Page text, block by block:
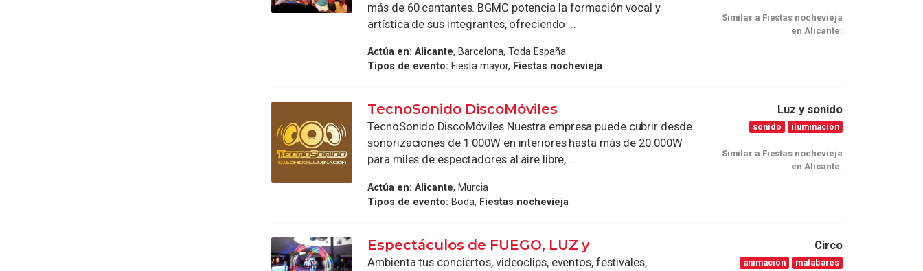
más de 60 cantantes. BGMC potencia la formación vocal y
artística de sus integrantes, ofreciendo ...
Actúa en: Alicante, Barcelona, Toda España
Tipos de evento: Fiesta mayor, Fiestas nochevieja
Similar a Fiestas nochevieja
en Alicante:
TecnoSonido DiscoMóviles
TecnoSonido DiscoMóviles Nuestra empresa puede cubrir desde
sonorizaciones de 1.000W en interiores hasta más de 20.000W
para miles de espectadores al aire libre, ...
Actúa en: Alicante, Murcia
Tipos de evento: Boda, Fiestas nochevieja
Luz y sonido
sonido iluminación
Similar a Fiestas nochevieja
en Alicante:
Espectáculos de FUEGO, LUZ y
Ambienta tus conciertos, videoclips, eventos, festivales,
Circo
animación
malabares